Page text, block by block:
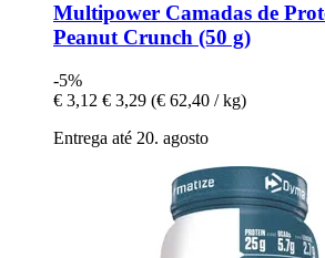
Multipower Camadas de
Peanut Crunch (50 g)
-5%
€ 3,12 € 3,29 (€ 62,40 / kg)
Entrega até 20. agosto